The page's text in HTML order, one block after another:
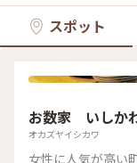
スポット
お数家 いしか
オカズヤイシカワ
女性に人気が高い